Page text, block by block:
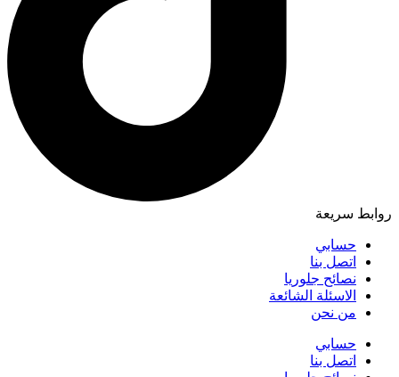
روابط سريعة
حسابي
اتصل بنا
نصائح جلوريا
الاسئلة الشائعة
من نحن
حسابي
اتصل بنا